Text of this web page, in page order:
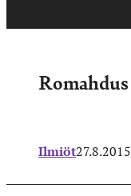
Romahdus
Ilmiöt27.8.2015